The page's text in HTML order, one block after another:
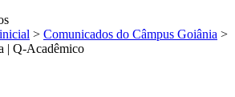
> Comunicados do Câmpus Goiânia >
| Q-Acadêmico